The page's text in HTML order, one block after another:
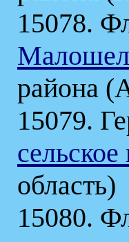
15078.
района
15079.
область)
15080.